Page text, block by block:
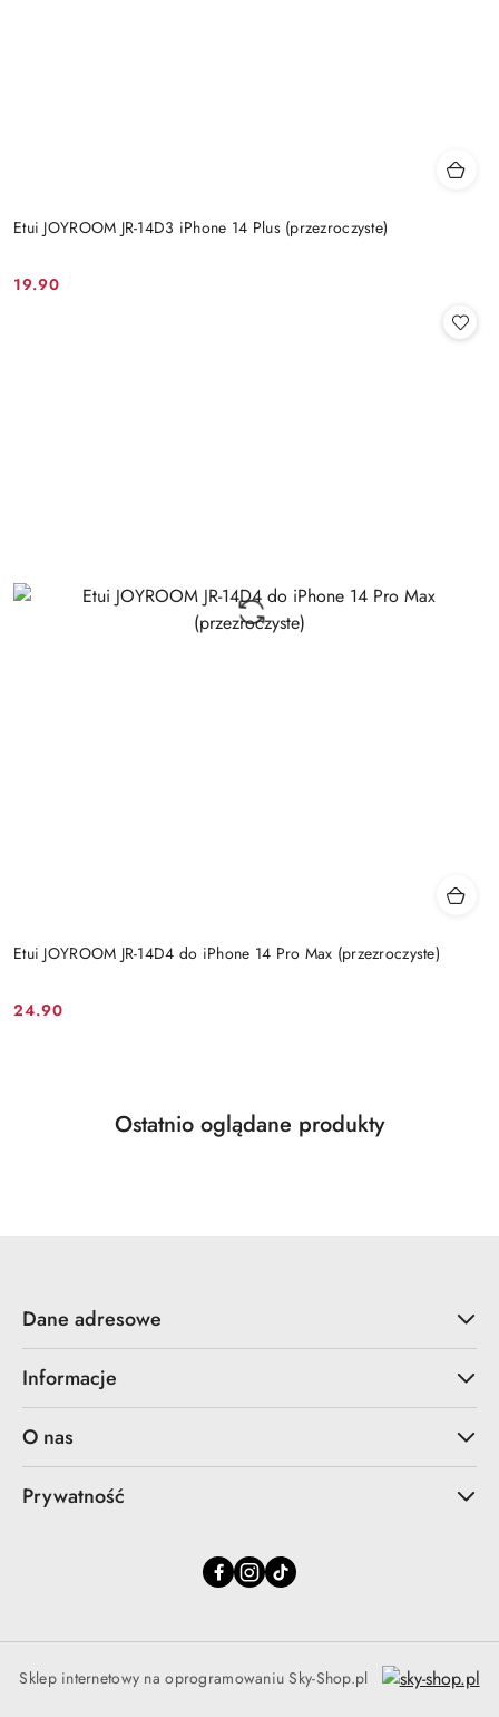
Etui JOYROOM JR-14D3 iPhone 14 Plus (przezroczyste)
Cena:
19.90
Etui JOYROOM JR-14D4 do iPhone 14 Pro Max (przezroczyste)
Cena:
24.90
Pomiń karuzelę produktów
Produkty
Ostatnio oglądane produkty
Dane adresowe
Informacje
O nas
Prywatność
Sklep internetowy na oprogramowaniu Sky-Shop.pl